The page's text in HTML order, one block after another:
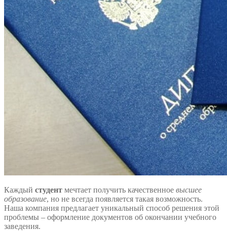
Каждый студент мечтает получить качественное высшее
образование, но не всегда появляется такая возможность.
Наша компания предлагает уникальный способ решения этой
проблемы – оформление документов об окончании учебного
заведения.